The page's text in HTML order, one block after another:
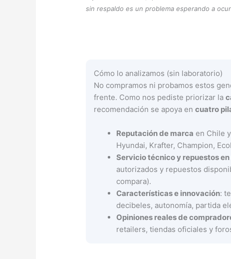
sin respaldo es un problema esperando a
Cómo lo analizamos (sin laboratorio)
No compramos ni probamos estos
frente. Como nos pediste priorizar la
recomendación se apoya encuatro
Reputación de marca en Chile
Hyundai, Krafter, Champion,
Servicio técnico y repuestos en
autorizados y repuestos
compara).
Características e innovación:
decibeles, autonomía, partida
Opiniones reales de
retailers, tiendas oficiales y